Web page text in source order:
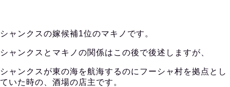
シャンクスの嫁候補1位のマキノです。
シャンクスとマキノの関係はこの後で後述しますが、
シャンクスが東の海を航海するのにフーシャ村を拠点とし
ていた時の、酒場の店主です。